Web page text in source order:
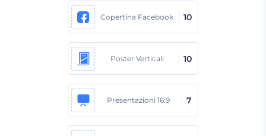
Copertina Facebook 10
Poster Verticali 10
Presentazioni 16:9 7